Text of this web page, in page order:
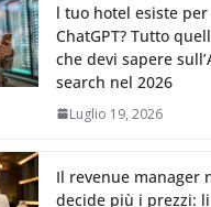
l tuo hotel esiste per
ChatGPT? Tutto
che devi sapere
search nel 2026
Luglio 19, 2026
Il revenue manager
decide più i prezzi: li